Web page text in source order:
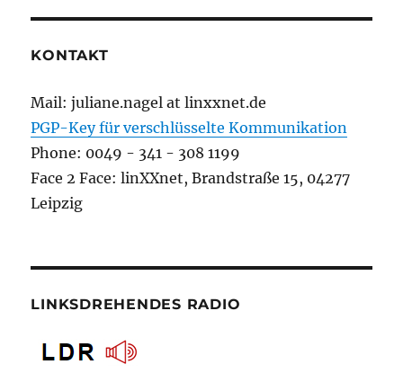
KONTAKT
Mail: juliane.nagel at linxxnet.de
PGP-Key für verschlüsselte Kommunikation
Phone: 0049 - 341 - 308 1199
Face 2 Face: linXXnet, Brandstraße 15, 04277
Leipzig
LINKSDREHENDES RADIO